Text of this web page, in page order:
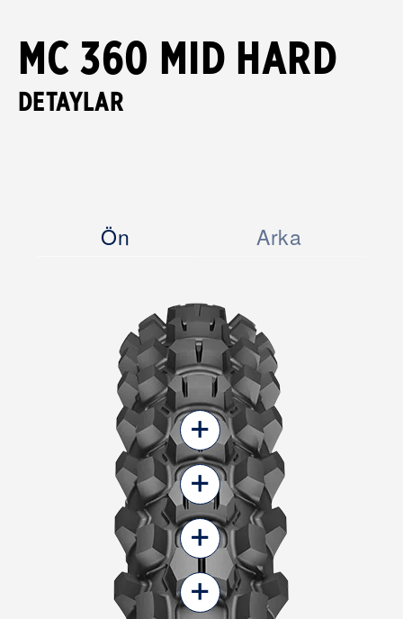
MC 360 MID HARD
DETAYLAR
Ön Arka
+
+
+
+